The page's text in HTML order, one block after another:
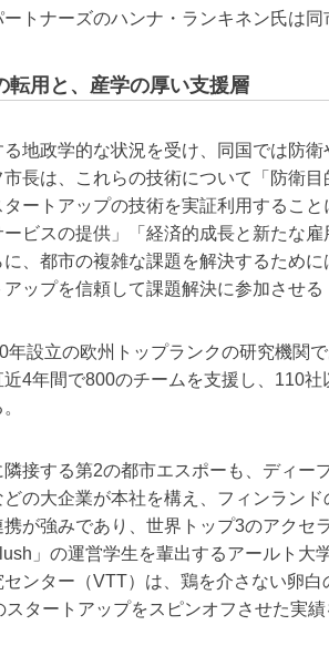
トナーズのハンナ・ランキネン氏は
転用と、産学の厚い支援層
地政学的な状況を受け、同国では防
市長は、これらの技術について「防衛
タートアップの技術を実証利用するこ
ービスの提供」「経済的成長と新たな
、都市の複雑な課題を解決するため
ップを信頼して課題解決に参加させる
年設立の欧州トップランクの研究機関
4年間で800のチームを支援し、110
接する第2の都市エスポーも、ディー
どの大企業が本社を構え、フィンラン
携が強みであり、世界トップ3のアク
」の運営学生を輩出するアールト大
センター（VTT）は、鶏を介さない卵
タートアップをスピンオフさせた実績